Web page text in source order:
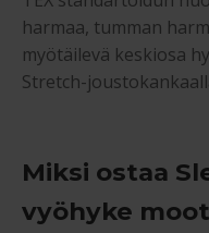
harmaa, tumman
myötäilevä keskiosa
Stretch-
Miksi ostaa
vyöhyke